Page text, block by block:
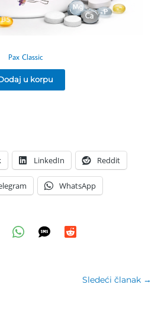
Pax Classic
u korpu
LinkedIn Reddit
WhatsApp
Sledeći članak →